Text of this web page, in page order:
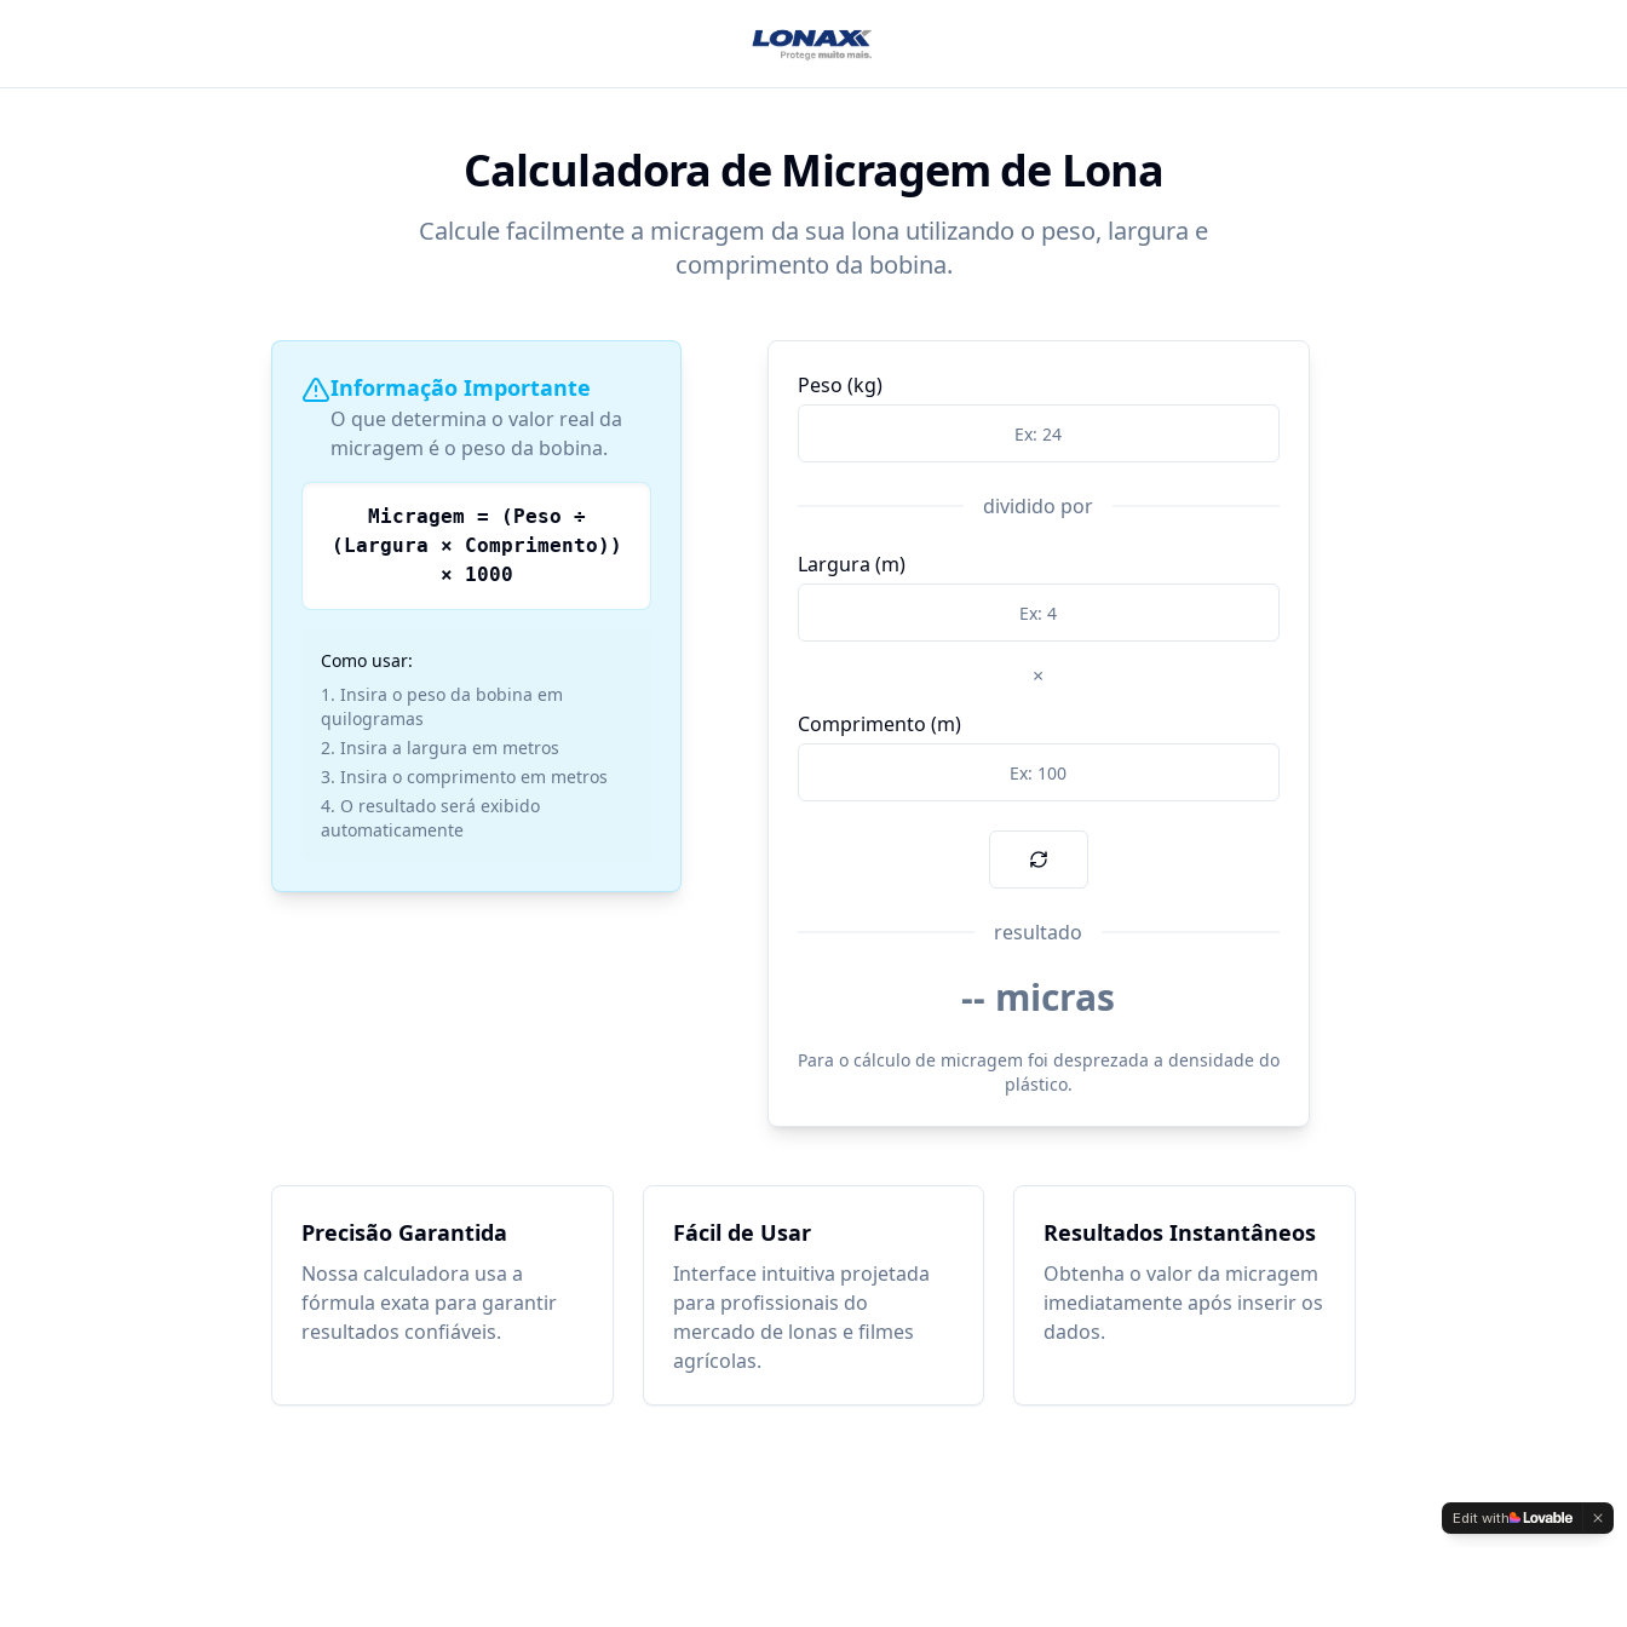
Calculadora de Micragem de Lona
Calcule facilmente a micragem da sua lona utilizando o peso, largura e
comprimento da bobina.
Informação Importante
O que determina o valor real da
micragem é o peso da bobina.
Micragem = (Peso ÷
(Largura × Comprimento))
× 1000
Como usar:
Insira o peso da bobina em
quilogramas
Insira a largura em metros
Insira o comprimento em metros
O resultado será exibido
automaticamente
Peso (kg)
dividido por
Largura (m)
×
Comprimento (m)
resultado
-- micras
Para o cálculo de micragem foi desprezada a densidade do
plástico.
Precisão Garantida
Nossa calculadora usa a
fórmula exata para garantir
resultados confiáveis.
Fácil de Usar
Interface intuitiva projetada
para profissionais do
mercado de lonas e filmes
agrícolas.
Resultados Instantâneos
Obtenha o valor da micragem
imediatamente após inserir os
dados.
Edit with